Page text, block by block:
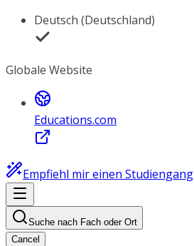
Deutsch (Deutschland)
Globale Website
Educations.com
Empfiehl mir einen Studiengang
Suche nach Fach oder Ort
Cancel